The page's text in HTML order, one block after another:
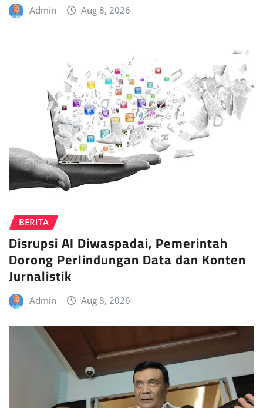
Admin Aug 8, 2026
BERITA
Disrupsi AI Diwaspadai, Pemerintah
Dorong Perlindungan Data dan Konten
Jurnalistik
Admin Aug 8, 2026